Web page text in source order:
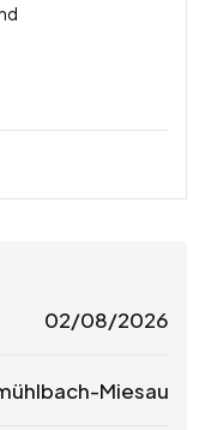
02/08/2026
Miesau